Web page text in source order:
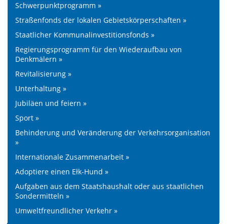
Schwerpunktprogramm »
Straßenfonds der lokalen Gebietskörperschaften »
Staatlicher Kommunalinvestitionsfonds »
Regierungsprogramm für den Wiederaufbau von
Denkmälern »
Revitalisierung »
Unterhaltung »
Jubiläen und feiern »
Sport »
Behinderung und Veränderung der Verkehrsorganisation
»
Internationale Zusammenarbeit »
Adoptiere einen Ełk-Hund »
Aufgaben aus dem Staatshaushalt oder aus staatlichen
Sondermitteln »
Umweltfreundlicher Verkehr »